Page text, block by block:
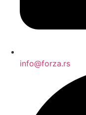
info@forza.rs